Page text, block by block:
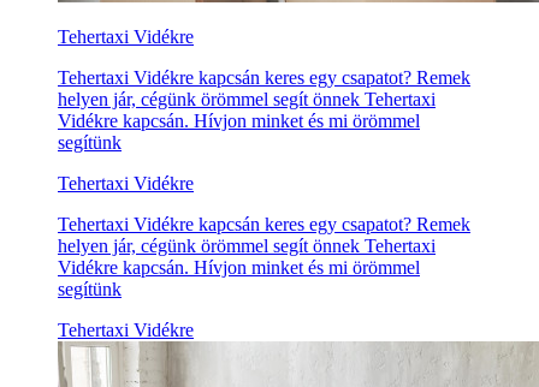
Tehertaxi Vidékre
Tehertaxi Vidékre kapcsán keres egy csapatot? Remek
helyen jár, cégünk örömmel segít önnek Tehertaxi
Vidékre kapcsán. Hívjon minket és mi örömmel
segítünk
Tehertaxi Vidékre
Tehertaxi Vidékre kapcsán keres egy csapatot? Remek
helyen jár, cégünk örömmel segít önnek Tehertaxi
Vidékre kapcsán. Hívjon minket és mi örömmel
segítünk
Tehertaxi Vidékre